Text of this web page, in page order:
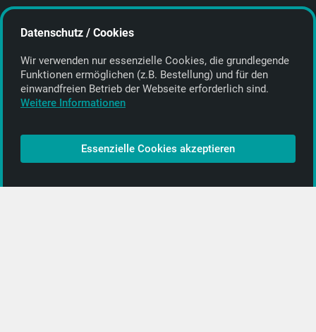
E-Mail:info@getyourmusic.de
Alle Informationen
Kontakt
CD-Anbieter werden
CD-Anbieter-Login
Datenschutz / Cookies
Wir verwenden nur essenzielle Cookies, die grund­legende
Funktionen ermöglichen (z.B. Bestellung) und für den
einwand­freien Betrieb der Webseite erforderlich sind.
Weitere Informationen
Essenzielle Cookies akzeptieren